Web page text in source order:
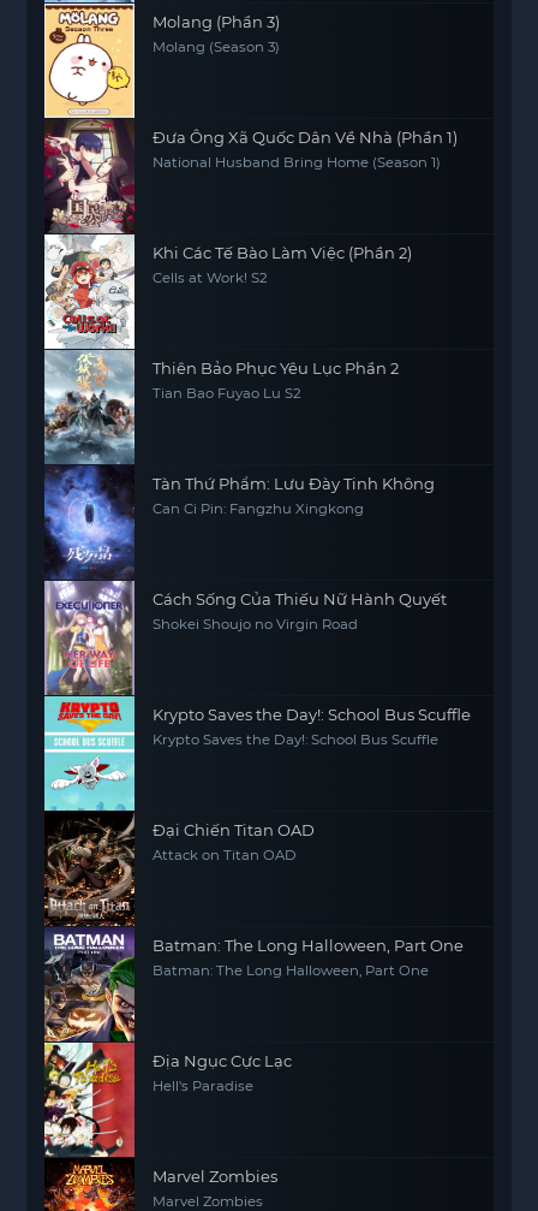
Molang (Phần 3)
Molang (Season 3)
Đưa Ông Xã Quốc Dân Về Nhà (Phần 1)
National Husband Bring Home (Season 1)
Khi Các Tế Bào Làm Việc (Phần 2)
Cells at Work! S2
Thiên Bảo Phục Yêu Lục Phần 2
Tian Bao Fuyao Lu S2
Tàn Thứ Phẩm: Lưu Đày Tinh Không
Can Ci Pin: Fangzhu Xingkong
Cách Sống Của Thiếu Nữ Hành Quyết
Shokei Shoujo no Virgin Road
Krypto Saves the Day!: School Bus Scuffle
Krypto Saves the Day!: School Bus Scuffle
Đại Chiến Titan OAD
Attack on Titan OAD
Batman: The Long Halloween, Part One
Batman: The Long Halloween, Part One
Địa Ngục Cực Lạc
Hell's Paradise
Marvel Zombies
Marvel Zombies